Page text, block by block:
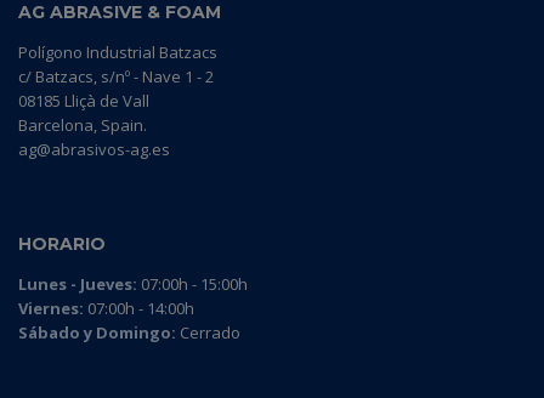
AG ABRASIVE & FOAM
Polígono Industrial Batzacs
c/ Batzacs, s/nº - Nave 1 - 2
08185 Lliçà de Vall
Barcelona, Spain.
ag@abrasivos-ag.es
HORARIO
Lunes - Jueves: 07:00h - 15:00h
Viernes: 07:00h - 14:00h
Sábado y Domingo: Cerrado